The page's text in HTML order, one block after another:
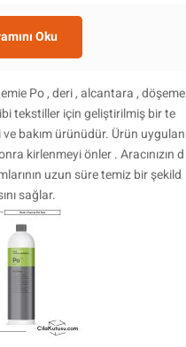
Oku
Po , deri , alcantara , döşeme
tekstiller için geliştirilmiş bir te
ve bakım ürünüdür. Ürün uygulan
kirlenmeyi önler . Aracınızın d
uzun süre temiz bir şekild
sağlar.